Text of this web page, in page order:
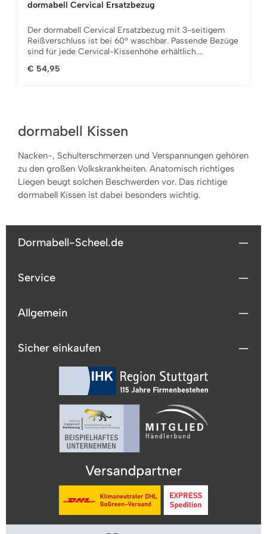
Bandscheiben und beugt so gezielt Verspannungen
ihrer wellenartigen Struktur fördert die Luftzirkulation
und verhindert einen Wärme- und Feuchtigkeitsstau.
Das Nackenstützkissen dormabell Cervical schafft so
ein angenehmes Schlafklima, in dem sich ihr Kopf-
und Nackenbereich immer optimal erholen kann. Der
dormabell Cervical Ersatzbezug
Der dormabell Cervical Ersatzbezug mit 3-seitigem
Reißverschluss ist bei 60° waschbar. Passende Bezüge
sind für jede Cervical-Kissenhöhe erhältlich.
NB2, NB3, NB3-V, NB4, NB4-V, NB5, NB5-V, NB6,
Regulärer Preis:
€ 54,95
dormabell Kissen
Nacken-, Schulterschmerzen und Verspannungen gehören
zu den großen Volkskrankheiten. Anatomisch richtiges
Liegen beugt solchen Beschwerden vor. Das richtige
dormabell Kissen ist dabei besonders wichtig.
Dormabell-Scheel.de
Service
Allgemein
Sicher einkaufen